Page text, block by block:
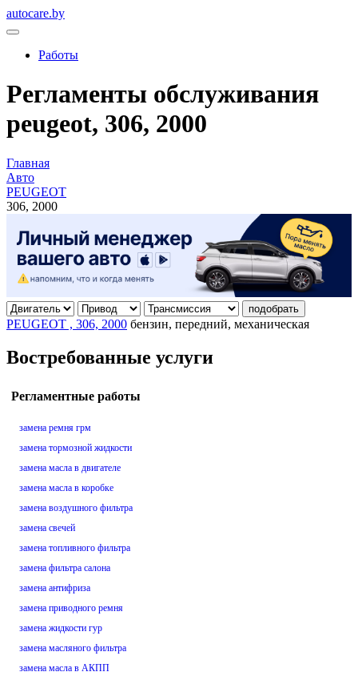
autocare.by
Работы
Регламенты обслуживания
peugeot, 306, 2000
Главная
Авто
PEUGEOT
306, 2000
подобрать
PEUGEOT , 306, 2000 бензин, передний, механическая
Востребованные услуги
Регламентные работы
замена ремня грм
замена тормозной жидкости
замена масла в двигателе
замена масла в коробке
замена воздушного фильтра
замена свечей
замена топливного фильтра
замена фильтра салона
замена антифриза
замена приводного ремня
замена жидкости гур
замена масляного фильтра
замена масла в АКПП